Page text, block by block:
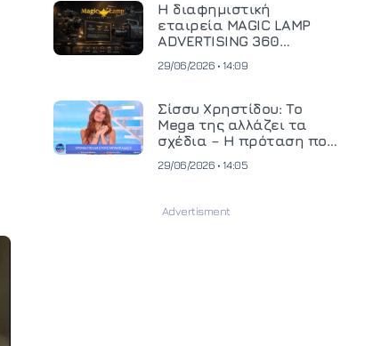
Η διαφημιστική
εταιρεία MAGIC LAMP
ADVERTISING 360
κινηματογραφική
και ανεβάζει τον πήχη
στην παραγωγή
οπτικοακουστικού
περιεχομένου
29/06/2026 • 14:09
Σίσσυ Χρηστίδου: Το
Mega της αλλάζει τα
σχέδια – Η πρόταση που
29/06/2026 • 14:05